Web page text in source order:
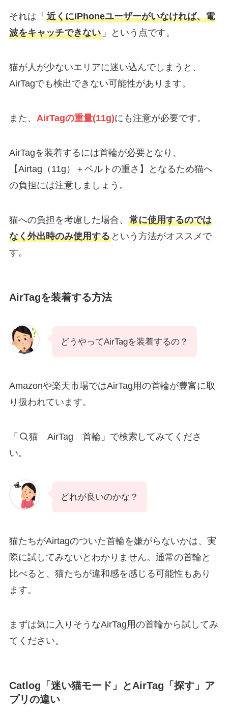
それは「 近くにiPhoneユーザーがいなければ、電
波をキャッチできない」という点です。
猫が人が少ないエリアに迷い込んでしまうと、
AirTagでも検出できない可能性があります。
また、 AirTagの重量(11g)にも注意が必要です。
AirTagを装着するには首輪が必要となり、
【Airtag（11g）＋ベルトの重さ】となるため猫へ
の負担には注意しましょう。
猫への負担を考慮した場合、 常に使用するのでは
なく外出時のみ使用するという方法がオススメで
す。
AirTagを装着する方法
どうやってAirTagを装着するの？
Amazonや楽天市場ではAirTag用の首輪が豊富に取
り扱われています。
「
猫 AirTag 首輪」で検索してみてくださ
い。
どれが良いのかな？
猫たちがAirtagのついた首輪を嫌がらないかは、実
際に試してみないとわかりません。通常の首輪と
比べると、猫たちが違和感を感じる可能性もあり
ます。
まずは気に入りそうなAirTag用の首輪から試してみ
てください。
Catlog「迷い猫モード」とAirTag「探す」ア
プリの違い